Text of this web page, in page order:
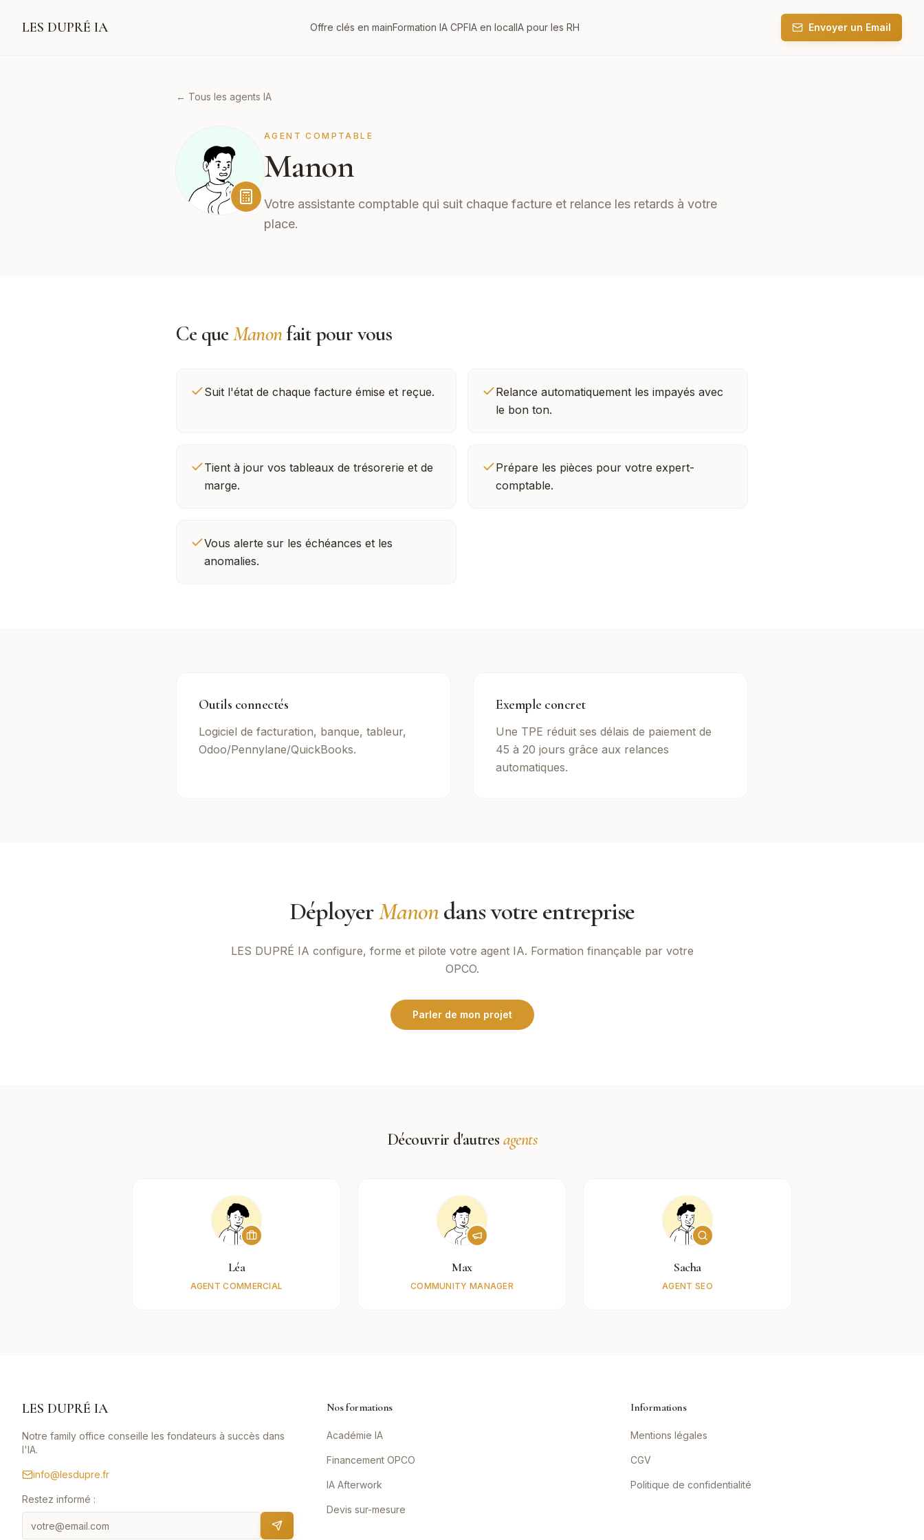
LES DUPRÉ IA Offre clés en mainFormation IA CPFIA en localIA pour les RH Envoyer un Email
← Tous les agents IA
AGENT COMPTABLE
Manon
Votre assistante comptable qui suit chaque facture et relance les retards à votre
place.
Ce queManonfait pour vous
Suit l'état de chaque facture émise et reçue.
Relance automatiquement les impayés avec
le bon ton.
Tient à jour vos tableaux de trésorerie et de
marge.
Prépare les pièces pour votre expert-
comptable.
Vous alerte sur les échéances et les
anomalies.
Outils connectés
Logiciel de facturation, banque, tableur,
Odoo/Pennylane/QuickBooks.
Exemple concret
Une TPE réduit ses délais de paiement de
45 à 20 jours grâce aux relances
automatiques.
DéployerManondans votre entreprise
LES DUPRÉ IA configure, forme et pilote votre agent IA. Formation finançable par votre
OPCO.
Parler de mon projet
Découvrir d'autres agents
Léa
AGENT COMMERCIAL
Max
COMMUNITY MANAGER
Sacha
AGENT SEO
LES DUPRÉ IA
Notre family office conseille les fondateurs à succès dans
l'IA.
info@lesdupre.fr
Restez informé :
Nos formations
Académie IA
Financement OPCO
IA Afterwork
Devis sur-mesure
Informations
Mentions légales
CGV
Politique de confidentialité